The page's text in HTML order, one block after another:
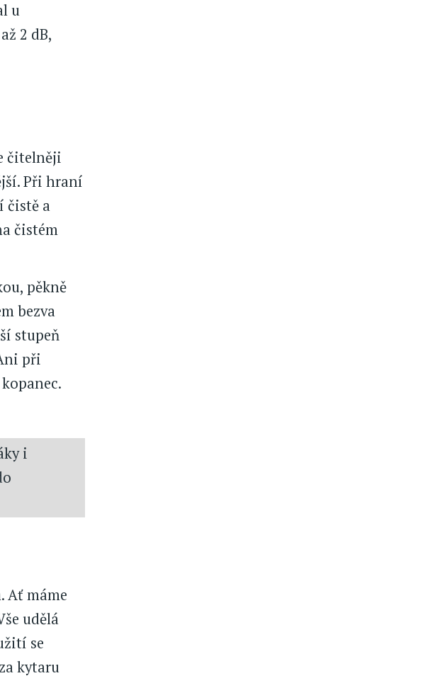
u
2 dB,
čitelněji
Při hraní
čistě a
čistém
pěkně
bezva
stupeň
při
i
Ať máme
udělá
se
kytaru